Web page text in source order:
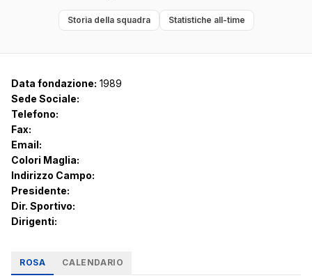
Storia della squadra Statistiche all-time
Data fondazione: 1989
Sede Sociale:
Telefono:
Fax:
Email:
Colori Maglia:
Indirizzo Campo:
Presidente:
Dir. Sportivo:
Dirigenti:
ROSA CALENDARIO